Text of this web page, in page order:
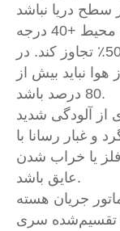
شرایط رطوبت: در حداکثر دمای محیط +40 درجه
سانتیگراد، رطوبت نسبی هوا نباید از 50٪ تجاوز کند. در
نباید بیش از
80 درصد باشد.
از آلودگی شدید
و غبار رسانا با
یا خراب شدن
عایق باشد.
جریان هسته
تقسیم‌شده سری BH-K باید عاری از لرزش و ضربه